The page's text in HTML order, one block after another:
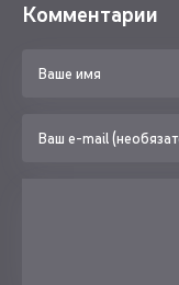
Комментарии